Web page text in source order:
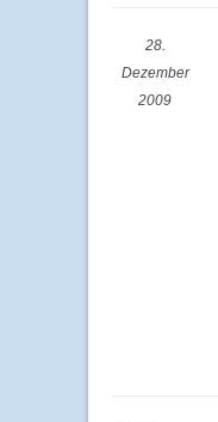
28.
Dezember
2009